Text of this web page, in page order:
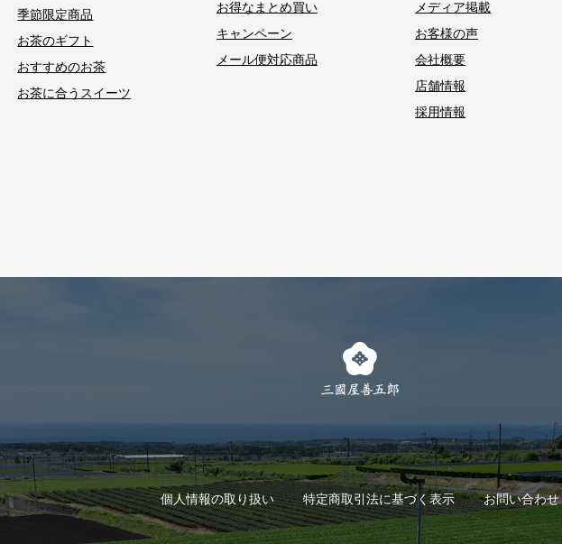
季節限定商品
お茶のギフト
おすすめのお茶
お茶に合うスイーツ
お得なまとめ買い
キャンペーン
メール便対応商品
メディア掲載
お客様の声
会社概要
店舗情報
採用情報
個人情報の取り扱い 特定商取引法に基づく表示 お問い合わせ